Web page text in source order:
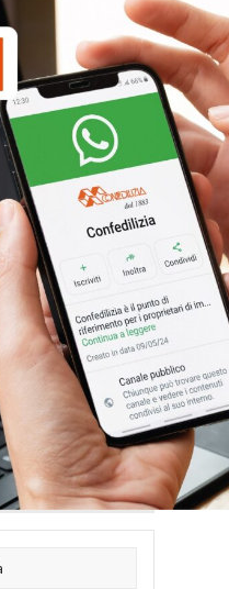
è
dimarketing
consenso non